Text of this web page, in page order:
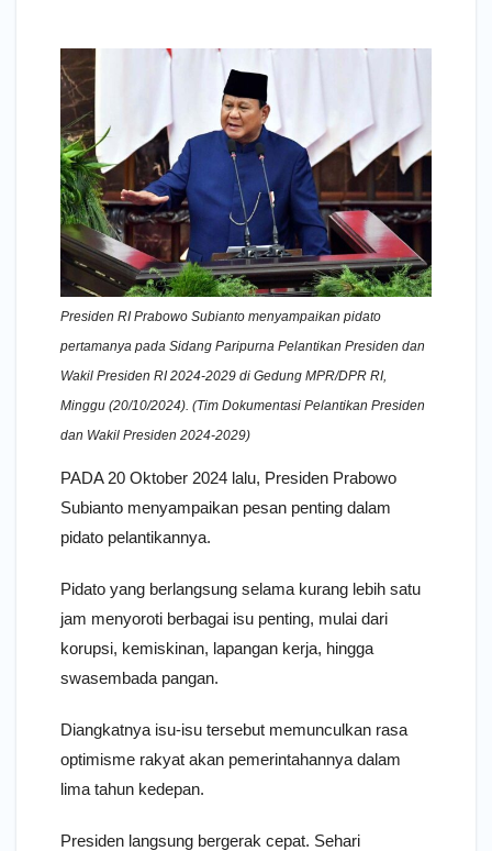
Presiden RI Prabowo Subianto menyampaikan pidato
pertamanya pada Sidang Paripurna Pelantikan Presiden dan
Wakil Presiden RI 2024-2029 di Gedung MPR/DPR RI,
Minggu (20/10/2024). (Tim Dokumentasi Pelantikan Presiden
dan Wakil Presiden 2024-2029)
PADA 20 Oktober 2024 lalu, Presiden Prabowo
Subianto menyampaikan pesan penting dalam
pidato pelantikannya.
Pidato yang berlangsung selama kurang lebih satu
jam menyoroti berbagai isu penting, mulai dari
korupsi, kemiskinan, lapangan kerja, hingga
swasembada pangan.
Diangkatnya isu-isu tersebut memunculkan rasa
optimisme rakyat akan pemerintahannya dalam
lima tahun kedepan.
Presiden langsung bergerak cepat. Sehari